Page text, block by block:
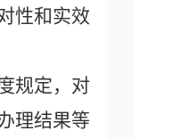
性和实效
规定，对
理结果等